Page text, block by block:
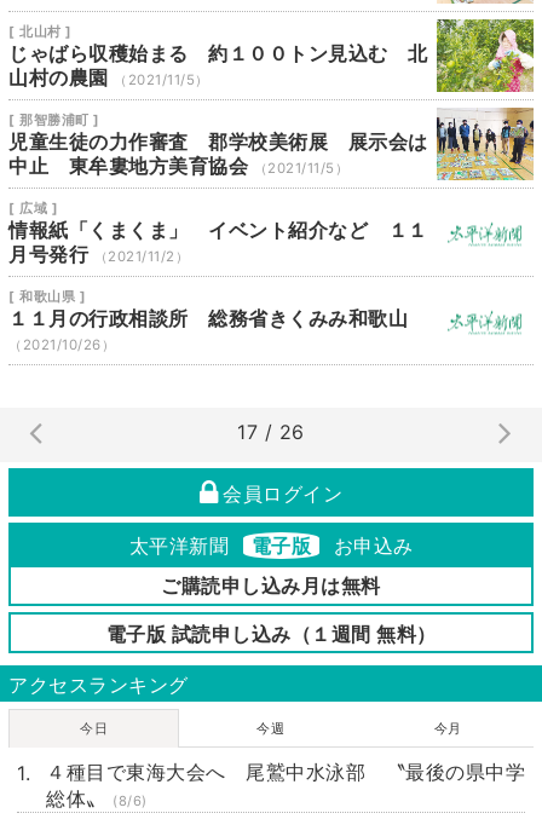
[ 北山村 ]
じゃばら収穫始まる 約１００トン見込む 北
山村の農園
（2021/11/5）
[ 那智勝浦町 ]
児童生徒の力作審査 郡学校美術展 展示会は
中止 東牟婁地方美育協会
（2021/11/5）
[ 広域 ]
情報紙「くまくま」 イベント紹介など １１
月号発行
（2021/11/2）
[ 和歌山県 ]
１１月の行政相談所 総務省きくみみ和歌山
（2021/10/26）
17 / 26
会員ログイン
太平洋新聞 電子版
お申込み
ご購読申し込み月は無料
電子版 試読申し込み（１週間 無料）
アクセスランキング
今日 今週 今月
４種目で東海大会へ 尾鷲中水泳部 〝最後の県中学
総体〟
(8/6)